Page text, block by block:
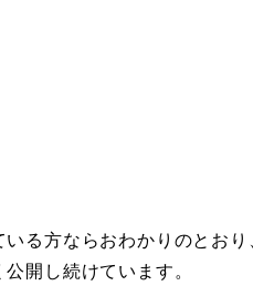
る方ならおわかりのとお
開し続けています。